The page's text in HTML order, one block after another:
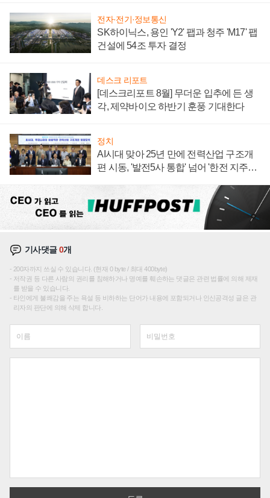
전자·전기·정보통신
SK하이닉스, 용인 'Y2' 팹과 청주 'M17' 팹
건설에 54조 투자 결정
데스크 리포트
[데스크리포트 8월] 무더운 입추에 든 생
각, 제약바이오 하반기 훈풍 기대한다
정치
AI시대 맞아 25년 만에 전력산업 구조개
편 시동, '발전5사 통합' 넘어 '한전 지주사'
기사댓글0개
200자까지 쓰실 수 있습니다. (현재 0 byte / 최대 400byte)
저작권 등 다른 사람의 권리를 침해하거나 명예를 훼손하는 댓글은 관련 법률에 의해 제재
를 받을 수 있습니다.
타인에게 불쾌감을 주는 욕설 등 비하하는 단어가 내용에 포함되거나 인신공격성 글은 관
리자의 판단에 의해 삭제 합니다.